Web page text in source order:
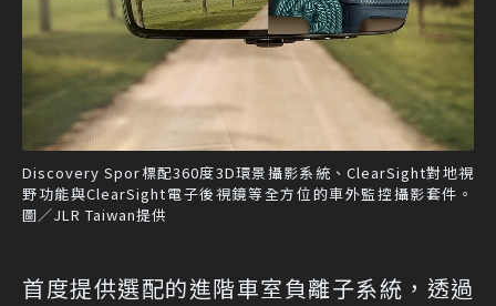
Discovery Spor標配360度3D環景攝影系統、ClearSight對地視
野功能與ClearSight電子後視鏡等全方位的車外監控攝影套件。
圖／JLR Taiwan提供
首度提供選配的進階車室負離子系統，透過